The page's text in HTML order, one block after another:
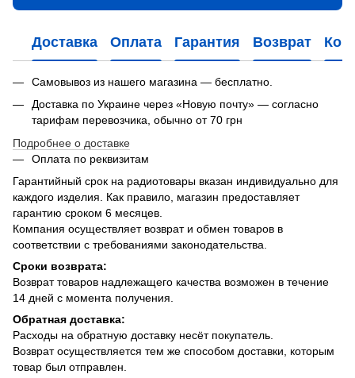
Доставка Оплата Гарантия Возврат
Самовывоз из нашего магазина — бесплатно.
Доставка по Украине через «Новую почту» — согласно
тарифам перевозчика, обычно от 70 грн
Подробнее о доставке
Оплата по реквизитам
Гарантийный срок на радиотовары вказан индивидуально для
каждого изделия. Как правило, магазин предоставляет
гарантию сроком 6 месяцев.
Компания осуществляет возврат и обмен товаров в
соответствии с требованиями законодательства.
Сроки возврата:
Возврат товаров надлежащего качества возможен в течение
14 дней с момента получения.
Обратная доставка:
Расходы на обратную доставку несёт покупатель.
Возврат осуществляется тем же способом доставки, которым
товар был отправлен.